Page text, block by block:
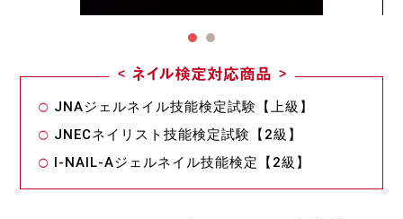
ネイル検定対応商品
JNAジェルネイル技能検定試験【上級】
JNECネイリスト技能検定試験【2級】
I-NAIL-Aジェルネイル技能検定【2級】